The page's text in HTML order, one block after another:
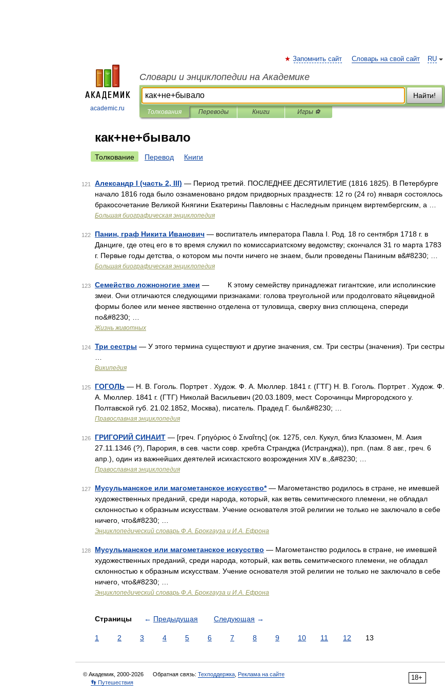
academic.ru
RU
Запомнить сайт Словарь на свой сайт
Словари и энциклопедии на Академике
Найти!
Толкования Переводы Книги Игры ⚽
как+не+бывало
Толкование Перевод Книги
121 Александр I (часть 2, III) — Период третий. ПОСЛЕДНЕЕ ДЕСЯТИЛЕТИЕ (1816 1825). В Петербурге
начало 1816 года было ознаменовано рядом придворных празднеств: 12 го (24 го) января состоялось
бракосочетание Великой Княгини Екатерины Павловны с Наследным принцем виртембергским, а …
Большая биографическая энциклопедия
122 Панин, граф Никита Иванович — воспитатель императора Павла I. Род. 18 го сентября 1718 г. в
Данциге, где отец его в то время служил по комиссариатскому ведомству; скончался 31 го марта 1783
г. Первые годы детства, о котором мы почти ничего не знаем, были проведены Паниным в&#8230; …
Большая биографическая энциклопедия
123 Семейство ложноногие змеи — К этому семейству принадлежат гигантские, или исполинские
змеи. Они отличаются следующими признаками: голова треугольной или продолговато яйцевидной
формы более или менее явственно отделена от туловища, сверху вниз сплющена, спереди
по&#8230; …
Жизнь животных
124 Три сестры — У этого термина существуют и другие значения, см. Три сестры (значения). Три сестры
Википедия
125 ГОГОЛЬ — Н. В. Гоголь. Портрет . Худож. Ф. А. Мюллер. 1841 г. (ГТГ) Н. В. Гоголь. Портрет . Худож. Ф.
А. Мюллер. 1841 г. (ГТГ) Николай Васильевич (20.03.1809, мест. Сорочинцы Миргородского у.
Полтавской губ. 21.02.1852, Москва), писатель. Прадед Г. был&#8230; …
Православная энциклопедия
126 ГРИГОРИЙ СИНАИТ — [греч. Γρηγόριος ὁ Σιναΐτης] (ок. 1275, сел. Кукул, близ Клазомен, М. Азия
27.11.1346 (?), Парория, в сев. части совр. хребта Странджа (Истранджа)), прп. (пам. 8 авг., греч. 6
апр.), один из важнейших деятелей исихастского возрождения XIV в.,&#8230; …
Православная энциклопедия
127 Мусульманское или магометанское искусство*— Магометанство родилось в стране, не имевшей
художественных преданий, среди народа, который, как ветвь семитического племени, не обладал
склонностью к образным искусствам. Учение основателя этой религии не только не заключало в себе
ничего, что&#8230; …
Энциклопедический словарь Ф.А. Брокгауза и И.А. Ефрона
128 Мусульманское или магометанское искусство — Магометанство родилось в стране, не имевшей
художественных преданий, среди народа, который, как ветвь семитического племени, не обладал
склонностью к образным искусствам. Учение основателя этой религии не только не заключало в себе
ничего, что&#8230; …
Энциклопедический словарь Ф.А. Брокгауза и И.А. Ефрона
Страницы ← Предыдущая Следующая →
1 2 3 4 5 6 7 8 9 10 11 12 13
18+
© Академик, 2000-2026 Обратная связь: Техподдержка Реклама на сайте
👣 Путешествия